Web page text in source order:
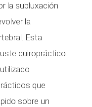
la subluxación
la
Esta
quiropráctico.
que
sobre un